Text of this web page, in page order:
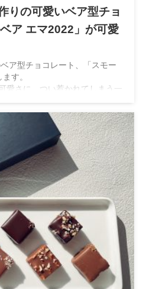
りの可愛いベア型チョ
ア エマ2022」が可愛
ア型チョコレート、「スモー
す。
愛さに、つい惹かれてしまう一